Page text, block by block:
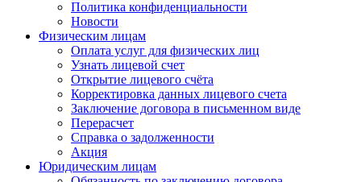
Политика конфиденциальности
Новости
Физическим лицам
Оплата услуг для физических лиц
Узнать лицевой счет
Открытие лицевого счёта
Корректировка данных лицевого счета
Заключение договора в письменном виде
Перерасчет
Справка о задолженности
Акция
Юридическим лицам